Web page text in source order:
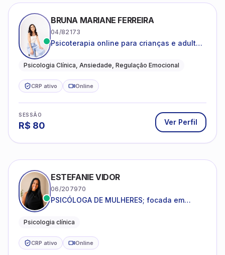
BRUNA MARIANE FERREIRA
04/82173
Psicoterapia online para crianças e adultos
reduzir a ansiedade e construir uma vida
Psicologia Clínica, Ansiedade, Regulação Emocional
CRP ativo Online
SESSÃO
R$ 80 Ver Perfil
ESTEFANIE VIDOR
06/207970
PSICÓLOGA DE MULHERES; focada em
dentro da sua realidade.
Psicologia clínica
CRP ativo Online